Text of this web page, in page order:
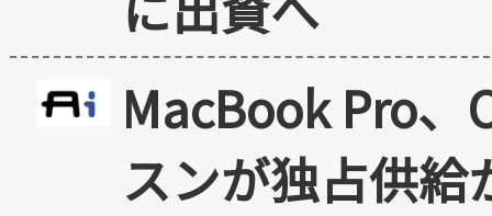
MacBook Pro
スンが独占供給